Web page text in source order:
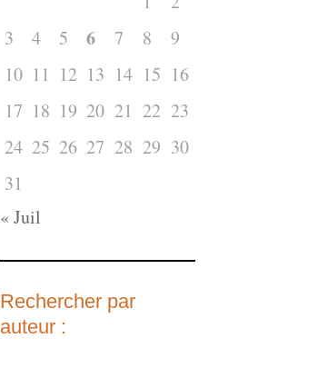
3
4 5 6 7 8
9
10 11 12 13 14 15 16
17 18 19 20 21 22 23
24 25 26 27 28 29 30
31
« Juil
Rechercher par
auteur :